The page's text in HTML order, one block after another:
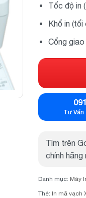
Tốc độ in
Khổ in (tối
Cổng
Tư Vấn
Tìm trên
chính hãng
Danh mục: Máy
Thẻ: In mã vạch